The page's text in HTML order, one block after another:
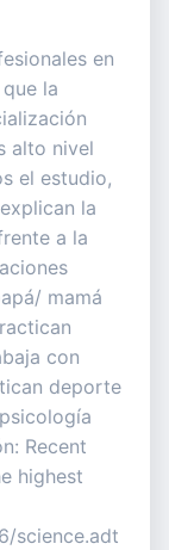
en
la
alto nivel
el estudio,
la
a la
mamá
con
deporte
Recent
highest
science.adt